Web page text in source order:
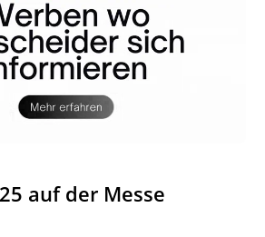
auf der Messe